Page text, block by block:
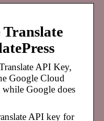
Translate
API Key,
Google Cloud
Google does
API key for